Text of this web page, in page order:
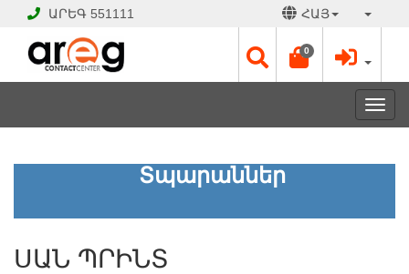
ԱՐԵԳ 551111 ՀԱՅ
0
ՍԱՆ
ՓԱԿ
Է
Տպարաններ
ՍԱՆ ՊՐԻՆՏ